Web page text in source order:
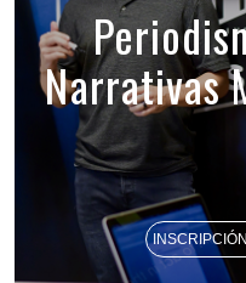
Narrativas